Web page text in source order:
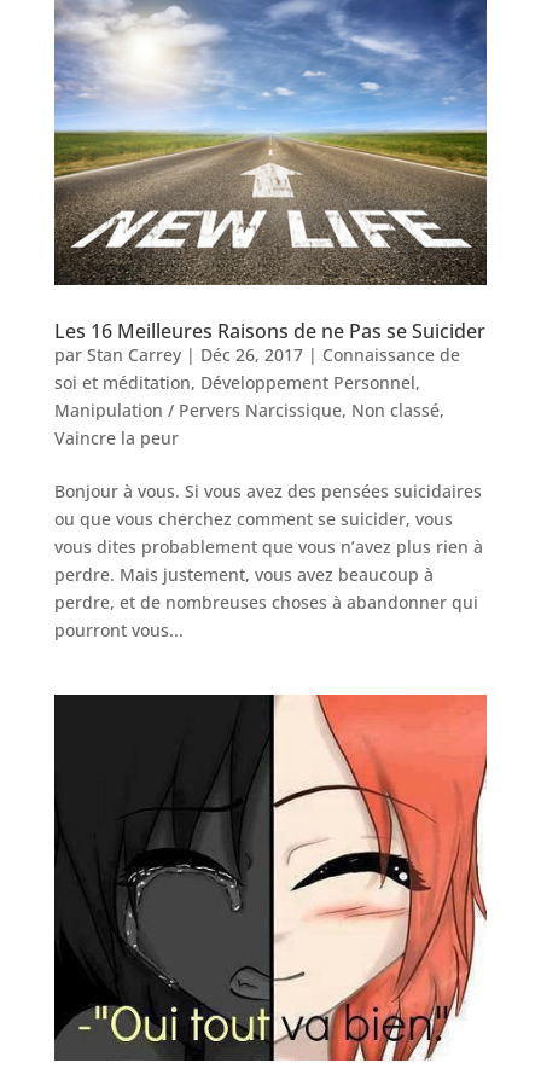
Les 16 Meilleures Raisons de ne Pas se Suicider
par Stan Carrey| Déc 26, 2017| Connaissance de
soi et méditation, Développement Personnel,
Manipulation / Pervers Narcissique, Non classé,
Vaincre la peur
Bonjour à vous. Si vous avez des pensées suicidaires
ou que vous cherchez comment se suicider, vous
vous dites probablement que vous n’avez plus rien à
perdre. Mais justement, vous avez beaucoup à
perdre, et de nombreuses choses à abandonner qui
pourront vous...